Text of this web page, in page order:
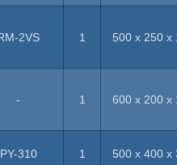
2VS 1 500 x 250 x
- 1 600 x 200 x
PY-310 1 500 x 400 x